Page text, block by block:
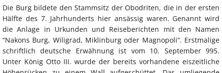
Die Burg bildete den Stammsitz der Obodriten, die in der ersten
Hälfte des 7. Jahrhunderts hier ansässig waren. Genannt wird
die Anlage in Urkunden und Reiseberichten mit den Namen
“Nakons Burg, Wiligrad, Miklinburg oder Magnopoli“. Erstmalige
schriftlich deutsche Erwähnung ist vom 10. September 995.
Unter König Otto III. wurde der bereits vorhandene eiszeitliche